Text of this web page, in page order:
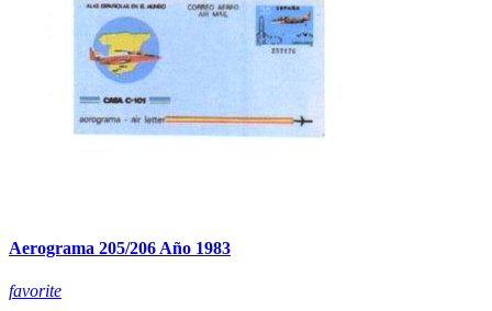
Aerograma 205/206 Año 1983
favorite